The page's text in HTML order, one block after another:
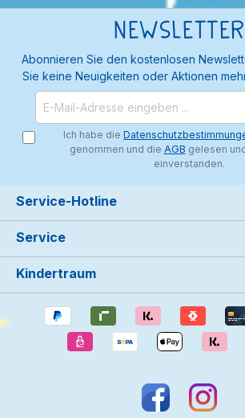
Newsletter
Abonnieren Sie den kostenlosen
Sie keine Neuigkeiten oder Aktionen
Ich habe die
genommen und die AGB gelesen
einverstanden.
Service-Hotline
Service
Kindertraum